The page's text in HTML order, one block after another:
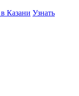
Казани Узнать